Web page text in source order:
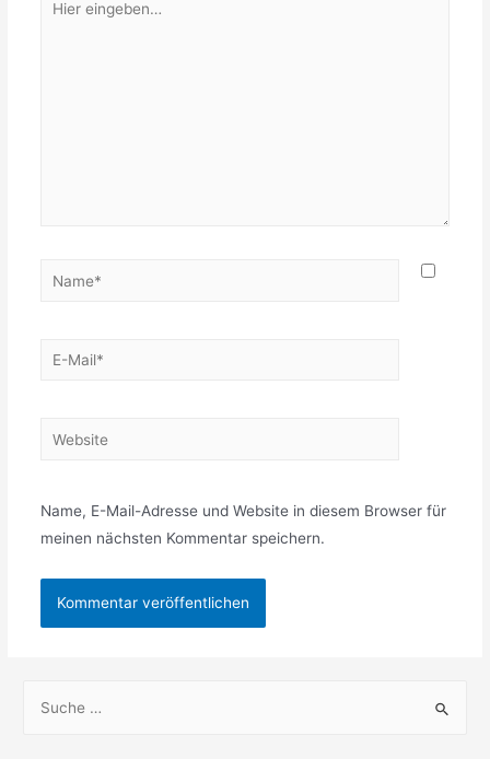
eingeben…
Name*
E-
Website
Name, E-Mail-Adresse und Website in diesem Browser für
meinen nächsten Kommentar speichern.